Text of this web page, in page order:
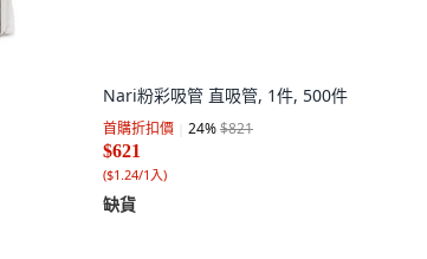
Nari粉彩吸管 直吸管, 1件, 500件
首購折扣價 24%$821
$621
($1.24/1入)
缺貨